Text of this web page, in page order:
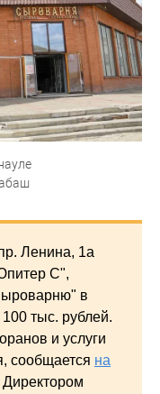
Ленина, 1а
С",
в
тыс. рублей.
и услуги
сообщается на